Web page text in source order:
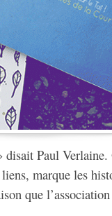
disait Paul
marque les
que